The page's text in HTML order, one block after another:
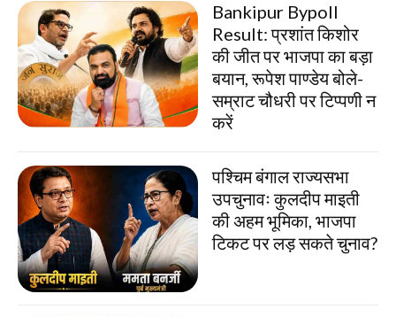
Bankipur Bypoll
Result: प्रशांत किशोर
की जीत पर भाजपा का बड़ा
बयान, रूपेश पाण्डेय बोले-
सम्राट चौधरी पर टिप्पणी न
करें
पश्चिम बंगाल राज्यसभा
उपचुनावः कुलदीप माइती
की अहम भूमिका, भाजपा
टिकट पर लड़ सकते चुनाव?